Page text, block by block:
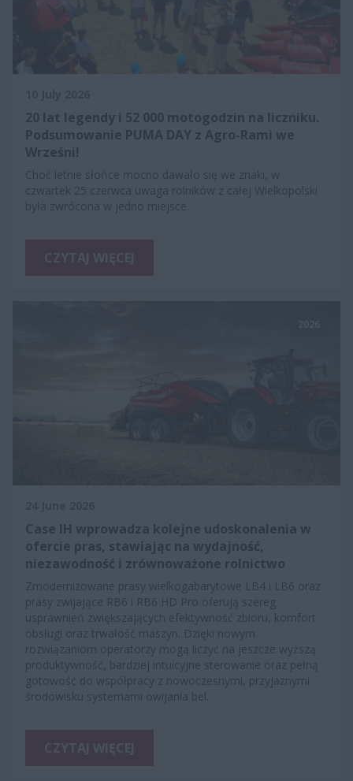
20 lat legendy i 52 000 motogodzin na liczniku.
Podsumowanie PUMA DAY z Agro-Rami we
Wrześni!
Choć letnie słońce mocno dawało się we znaki, w
czwartek 25 czerwca uwaga rolników z całej Wielkopolski
była zwrócona w jedno miejsce.
Case IH wprowadza kolejne udoskonalenia w
ofercie pras, stawiając na wydajność,
niezawodność i zrównoważone rolnictwo
Zmodernizowane prasy wielkogabarytowe LB4 i LB6 oraz
prasy zwijające RB6 i RB6 HD Pro oferują szereg
usprawnień zwiększających efektywność zbioru, komfort
obsługi oraz trwałość maszyn. Dzięki nowym
rozwiązaniom operatorzy mogą liczyć na jeszcze wyższą
produktywność, bardziej intuicyjne sterowanie oraz pełną
gotowość do współpracy z nowoczesnymi, przyjaznymi
środowisku systemami owijania bel.